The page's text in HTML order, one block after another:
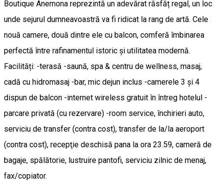
Boutique Anemona reprezintă un adevărat răsfăț regal, un loc
unde sejurul dumneavoastră va fi ridicat la rang de artă. Cele
nouă camere, două dintre ele cu balcon, comferă îmbinarea
perfectă între rafinamentul istoric și utilitatea modernă.
Facilități: -terasă -saună, spa & centru de wellness, masaj,
cadă cu hidromasaj -bar, mic dejun inclus -camerele 3 și 4
dispun de balcon -internet wireless gratuit în întreg hotelul -
parcare privată (cu rezervare) -room service, închirieri auto,
serviciu de transfer (contra cost), transfer de la/la aeroport
(contra cost), recepţie deschisă pana la ora 23.59, cameră de
bagaje, spălătorie, lustruire pantofi, serviciu zilnic de menaj,
fax/copiator.